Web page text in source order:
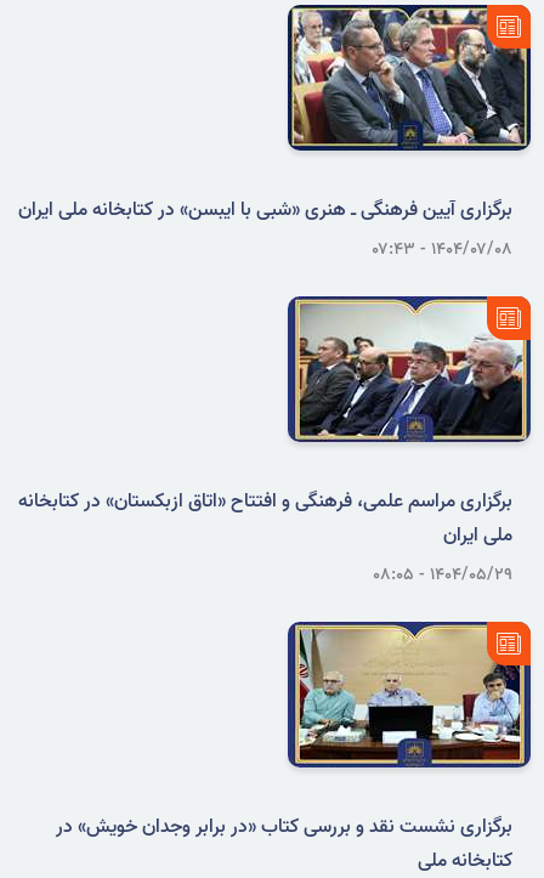
برگزاری آیین فرهنگی ـ هنری «شبی با ایبسن» در کتابخانه ملی ایران
۱۴۰۴/۰۷/۰۸ - ۰۷:۴۳
برگزاری مراسم علمی، فرهنگی و افتتاح «اتاق ازبکستان» در کتابخانه
ملی ایران
۱۴۰۴/۰۵/۲۹ - ۰۸:۰۵
برگزاری نشست نقد و بررسی کتاب «در برابر وجدان خویش» در
کتابخانه ملی